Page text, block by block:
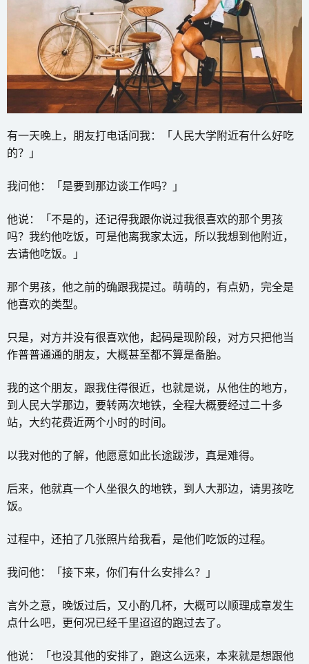
有一天晚上，朋友打电话问我：「人民大学附近有什么好吃
的？」
我问他：「是要到那边谈工作吗？」
他说：「不是的，还记得我跟你说过我很喜欢的那个男孩
吗？我约他吃饭，可是他离我家太远，所以我想到他附近，
去请他吃饭。」
那个男孩，他之前的确跟我提过。萌萌的，有点奶，完全是
他喜欢的类型。
只是，对方并没有很喜欢他，起码是现阶段，对方只把他当
作普普通通的朋友，大概甚至都不算是备胎。
我的这个朋友，跟我住得很近，也就是说，从他住的地方，
到人民大学那边，要转两次地铁，全程大概要经过二十多
站，大约花费近两个小时的时间。
以我对他的了解，他愿意如此长途跋涉，真是难得。
后来，他就真一个人坐很久的地铁，到人大那边，请男孩吃
饭。
过程中，还拍了几张照片给我看，是他们吃饭的过程。
我问他：「接下来，你们有什么安排么？」
言外之意，晚饭过后，又小酌几杯，大概可以顺理成章发生
点什么吧，更何况已经千里迢迢的跑过去了。
他说：「也没其他的安排了，跑这么远来，本来就是想跟他